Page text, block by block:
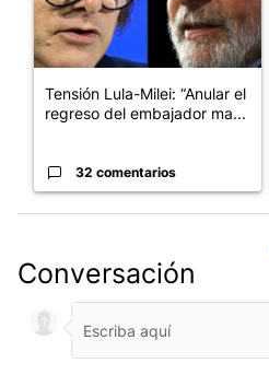
Tensión Lula-Milei: “Anular el
regreso del embajador ma...
32 comentarios
Conversación